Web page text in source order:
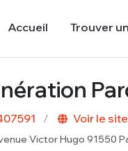
Accueil Trouver
Voir le site
Victor Hugo 91550